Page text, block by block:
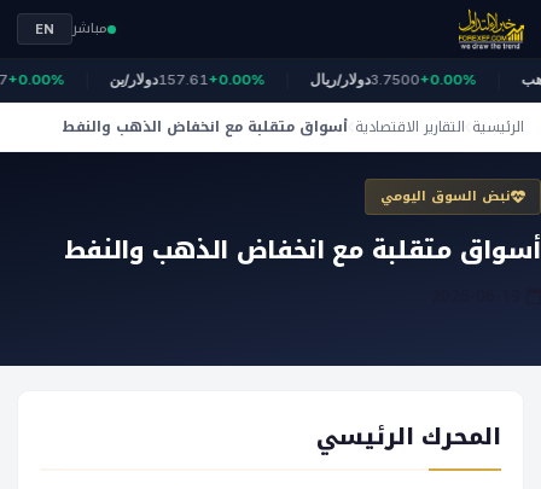
مباشر EN
دولار/ين157.61+0.00% دولار/ريال3.7500+0.00%
الرئيسية التقارير الاقتصادية أسواق متقلبة مع انخفاض الذهب والنفط
نبض السوق اليومي
أسواق متقلبة مع انخفاض الذهب والنفط
المحرك الرئيسي